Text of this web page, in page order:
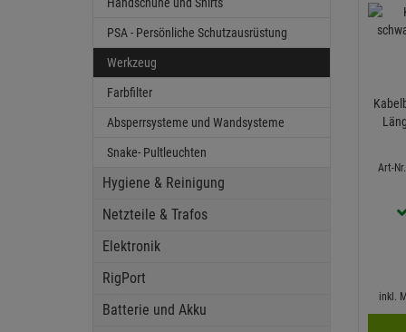
Handschuhe und Shirts
PSA - Persönliche Schutzausrüstung
Werkzeug
Farbfilter
Absperrsysteme und Wandsysteme
Snake- Pultleuchten
Hygiene & Reinigung
Netzteile & Trafos
Elektronik
RigPort
Batterie und Akku
Art-
inkl.